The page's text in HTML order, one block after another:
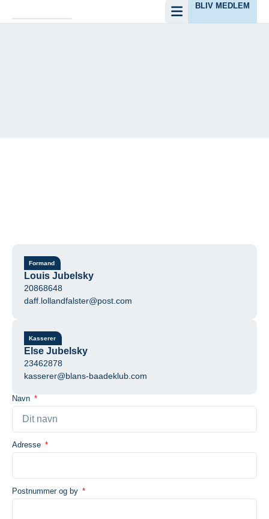
BLIV MEDLEM
Formand
Louis Jubelsky
20868648
daff.lollandfalster@post.com
Kasserer
Else Jubelsky
23462878
kasserer@blans-baadeklub.com
Navn
Adresse
Postnummer og by